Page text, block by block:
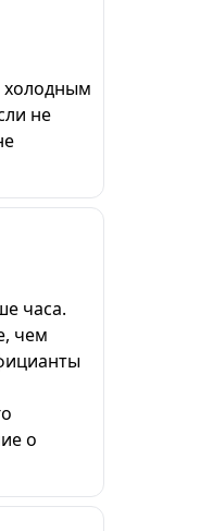
холодным
не
часа.
чем
о